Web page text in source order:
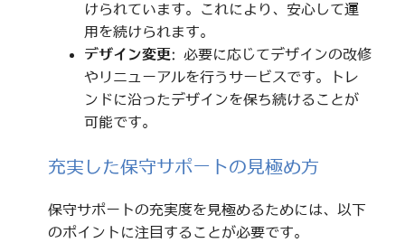
けられています。これにより、安心して運
用を続けられます。
デザイン変更: 必要に応じてデザインの改修
やリニューアルを行うサービスです。トレ
ンドに沿ったデザインを保ち続けることが
可能です。
充実した保守サポートの見極め方
保守サポートの充実度を見極めるためには、以下
のポイントに注目することが必要です。